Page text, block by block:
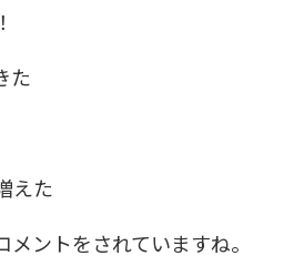
た
えた
ントをされていますね。